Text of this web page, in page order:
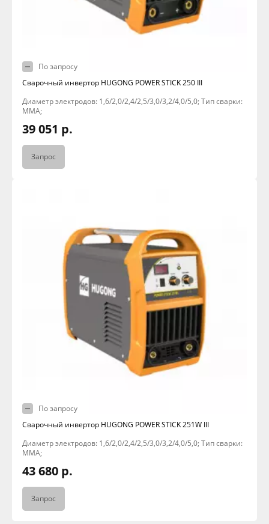
По запросу
Сварочный инвертор HUGONG POWER STICK 250 III
Диаметр электродов: 1,6/2,0/2,4/2,5/3,0/3,2/4,0/5,0; Тип сварки:
MMA;
39 051 р.
Запрос
По запросу
Сварочный инвертор HUGONG POWER STICK 251W III
Диаметр электродов: 1,6/2,0/2,4/2,5/3,0/3,2/4,0/5,0; Тип сварки:
MMA;
43 680 р.
Запрос